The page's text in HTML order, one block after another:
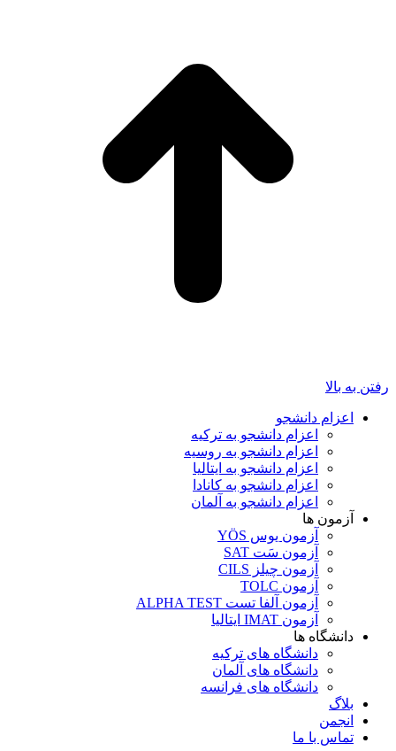
رفتن به بالا
اعزام دانشجو
اعزام دانشجو به ترکیه
اعزام دانشجو به روسیه
اعزام دانشجو به ایتالیا
اعزام دانشجو به کانادا
اعزام دانشجو به آلمان
آزمون ها
آزمون یوس YÖS
آزمون سَت SAT
آزمون چیلز CILS‌
آزمون TOLC
آزمون آلفا تست ALPHA TEST
آزمون IMAT ایتالیا
دانشگاه ها
دانشگاه های ترکیه
دانشگاه های آلمان
دانشگاه های فرانسه
بلاگ
انجمن
تماس با ما